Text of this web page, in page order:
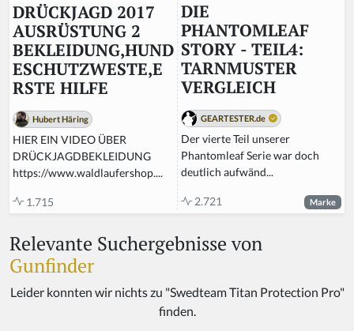
DRÜCKJAGD 2017
AUSRÜSTUNG 2
BEKLEIDUNG,HUND
ESCHUTZWESTE,E
RSTE HILFE
Hubert Häring
HIER EIN VIDEO ÜBER
DRÜCKJAGDBEKLEIDUNG
https://www.waldlaufershop....
1.715
DIE
PHANTOMLEAF
STORY - TEIL4:
TARNMUSTER
VERGLEICH
GEARTESTER.de
Der vierte Teil unserer
Phantomleaf Serie war doch
deutlich aufwänd...
2.721 Marke
Relevante Suchergebnisse von
Gunfinder